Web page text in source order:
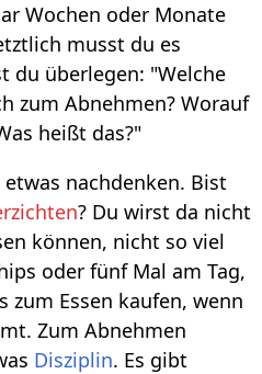
Wochen oder Monate
musst du es
du überlegen: "Welche
zum Abnehmen? Worauf
heißt das?"
nachdenken. Bist
? Du wirst da nicht
können, nicht so viel
oder fünf Mal am Tag,
zum Essen kaufen, wenn
Zum Abnehmen
Disziplin. Es gibt